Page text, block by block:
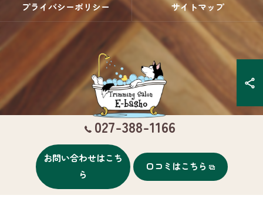
027-388-1166
お問い合わせはこち
ら
口コミはこちら
プライバシーポリシー サイトマップ
© 2026 群馬県高崎のトリミングならTrimming Salon E-basho ALL RIGHTS
RESERVED.